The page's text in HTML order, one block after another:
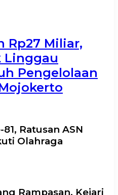
Rp27 Miliar,
Linggau
Pengelolaan
Ratusan ASN
Olahraga
Rampasan, Kejari